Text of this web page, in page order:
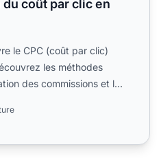
coût par clic en
le CPC (coût par clic)
les méthodes
des commissions et les